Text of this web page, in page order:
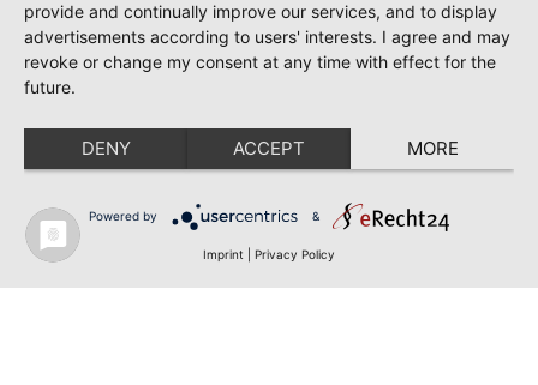
provide and continually improve our services, and to display
advertisements according to users' interests. I agree and may
revoke or change my consent at any time with effect for the
future.
DENY ACCEPT MORE
Powered by &
Imprint Privacy Policy